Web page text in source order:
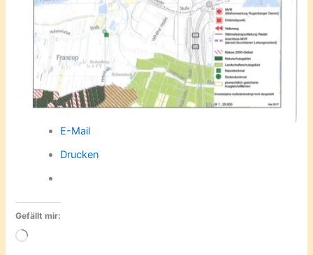
E-Mail
Drucken
Gefällt mir:
Wird